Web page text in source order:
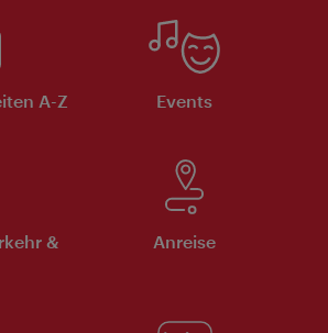
A-Z Events
&
Anreise